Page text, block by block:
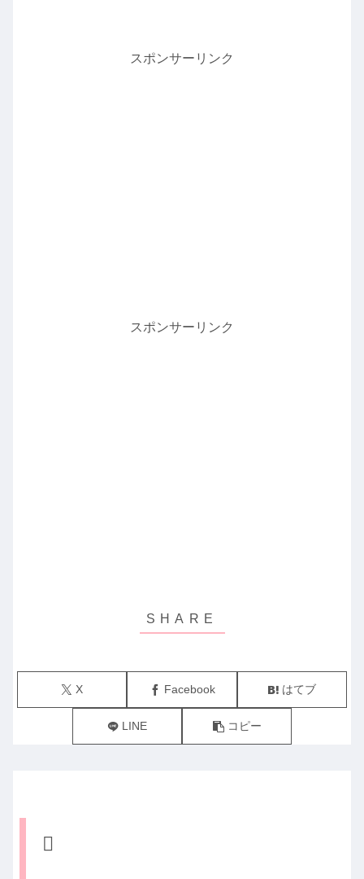
スポンサーリンク
スポンサーリンク
X Facebook はてブ
LINE コピー